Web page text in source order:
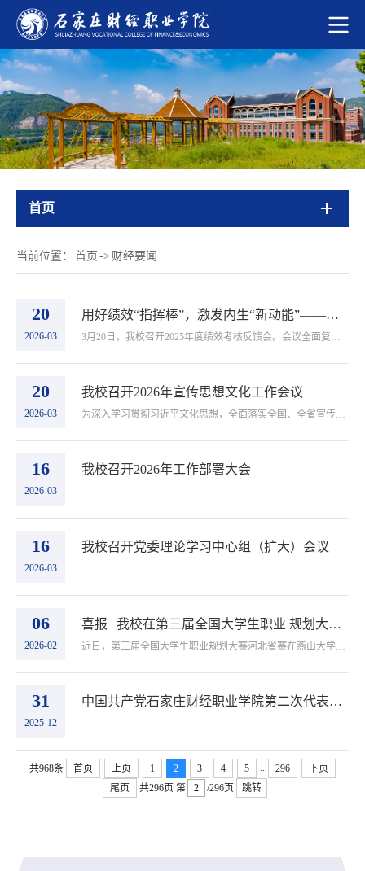
首页
当前位置： 首页 -> 财经要闻
20
2026-03
用好绩效“指挥棒”，激发内生“新动能”——我校召开2025年度绩效考核反馈会
3月20日，我校召开2025年度绩效考核反馈会。会议全面复盘2025年绩效考核工作，推动考核结果转化为管理效能。全体校领导出席会议，全体中层干部、教研室主任及教职工代表参加。会议由校长助理赵振新主持。校长赵建华对本次考核反馈工作的开展成效予以充分肯...
20
2026-03
我校召开2026年宣传思想文化工作会议
为深入学习贯彻习近平文化思想，全面落实全国、全省宣传部长会议精神，锚定学校高质量发展目标，明确新一年宣传思想文化工作方向与重点任务，3月19日，我校在卧龙校区第一会议室召开2026年宣传思想文化工作会议。学校党委书记薛向东出席会议并讲话，各二级...
16
2026-03
我校召开2026年工作部署大会
16
2026-03
我校召开党委理论学习中心组（扩大）会议
06
2026-02
喜报 | 我校在第三届全国大学生职业 规划大赛河北省赛中再创佳绩
近日，第三届全国大学生职业规划大赛河北省赛在燕山大学圆满落幕。我校学子再创佳绩，共斩获银奖1项、铜奖3项，学校被授予“优秀组织奖”。其中，交通工程学院刘硕获就业赛道银奖，人居环境学院周泓言获就业赛道铜奖，传媒学院王柏煊和经济管理学院郝金金...
31
2025-12
中国共产党石家庄财经职业学院第二次代表大会胜利召开
共968条 首页 上页 1 2 3 4 5 296
下页
尾页
共296页 第 /296页 跳转